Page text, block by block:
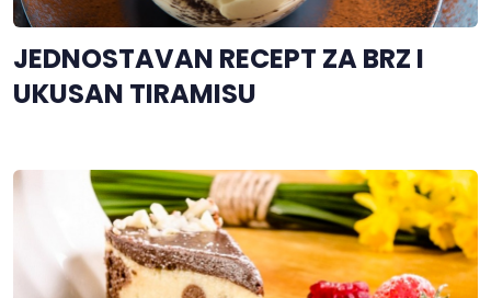
JEDNOSTAVAN RECEPT ZA BRZ I
UKUSAN TIRAMISU